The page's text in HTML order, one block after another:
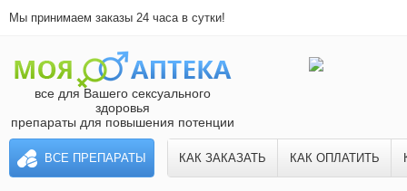
Мы принимаем заказы 24 часа в сутки!
все для Вашего сексуального
здоровья
препараты для повышения потенции
ВСЕ ПРЕПАРАТЫ КАК ЗАКАЗАТЬ КАК ОПЛАТИТЬ